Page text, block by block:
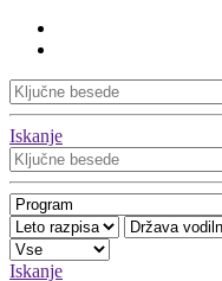
Iskanje
Iskanje